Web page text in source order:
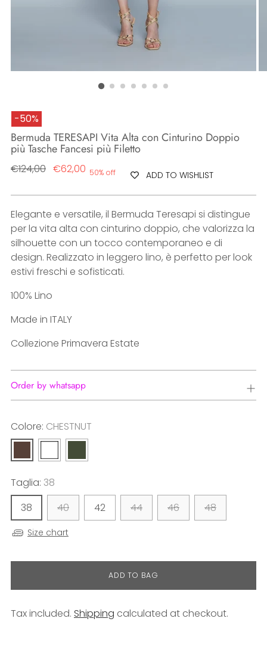
-50%
Bermuda TERESAPI Vita Alta con Cinturino Doppio
più Tasche Fancesi più Filetto
Regular
€124,00 €62,00 50% off ADD TO WISHLIST
Elegante e versatile, il Bermuda Teresapi si distingue
per la vita alta con cinturino doppio, che valorizza la
silhouette con un tocco contemporaneo e di
design. Realizzato in leggero lino, è perfetto per look
estivi freschi e sofisticati.
100% Lino
Made in ITALY
Collezione Primavera Estate
Order by whatsapp
Colore: CHESTNUT
Taglia: 38
38
40 42 44 46 48
Size chart
ADD TO BAG
Tax included. Shipping calculated at checkout.